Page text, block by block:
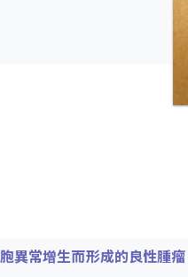
異常增生而形成的良性腫